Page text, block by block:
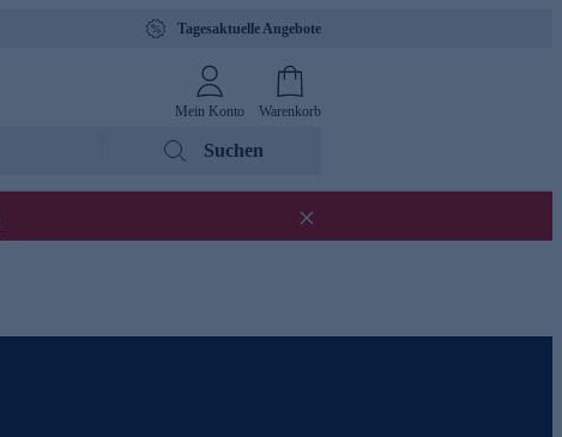
Tagesaktuelle Angebote
Mein Konto Warenkorb
Suchen